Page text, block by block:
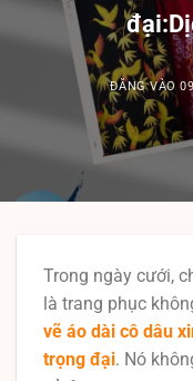
ĐĂNG VÀO
Trong ngày cưới,
là trang phục
vẽ áo dài cô dâu
trọng đại. Nó